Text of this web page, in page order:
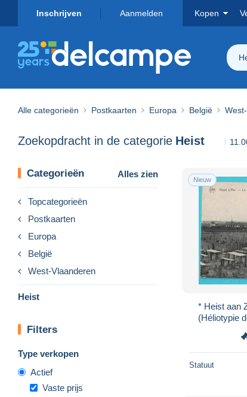
Inschrijven Aanmelden Kopen
Alle categorieën Postkaarten Europa België
Zoekopdracht in de categorie Heist
Categorieën Alles zien
Topcategorieën
Postkaarten
Europa
België
West-Vlaanderen
Heist
Filters
Type verkopen
Actief
Vaste prijs
Nieuw
* Heist aan
(Héliotypie
Statuut